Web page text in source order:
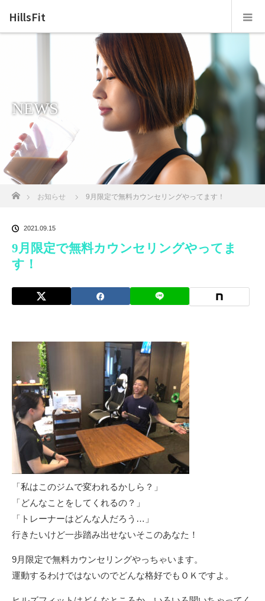
HillsFit
NEWS
ホーム
お知らせ 9月限定で無料カウンセリングやってます！
2021.09.15
9月限定で無料カウンセリングやってま
す！
「私はこのジムで変われるかしら？」
「どんなことをしてくれるの？」
「トレーナーはどんな人だろう…」
行きたいけど一歩踏み出せないそこのあなた！
9月限定で無料カウンセリングやっちゃいます。
運動するわけではないのでどんな格好でもＯＫですよ。